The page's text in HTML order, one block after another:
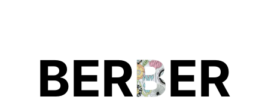
BERBER